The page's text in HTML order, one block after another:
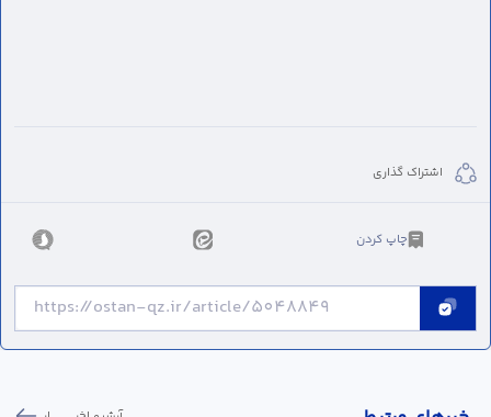
اشتراک گذاری
چاپ کردن